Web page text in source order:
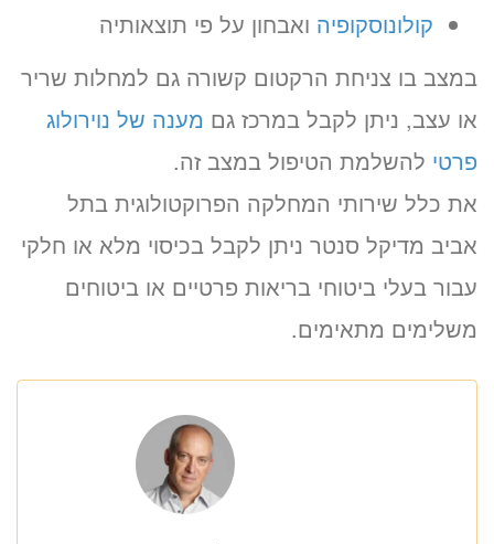
קולונוסקופיה ואבחון על פי תוצאותיה
במצב בו צניחת הרקטום קשורה גם למחלות שריר
או עצב, ניתן לקבל במרכז גם מענה של נוירולוג
פרטי להשלמת הטיפול במצב זה.
את כלל שירותי המחלקה הפרוקטולוגית בתל
אביב מדיקל סנטר ניתן לקבל בכיסוי מלא או חלקי
עבור בעלי ביטוחי בריאות פרטיים או ביטוחים
משלימים מתאימים.